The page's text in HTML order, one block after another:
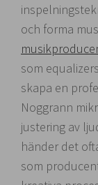
och forma
som
skapa en
Noggrann
justering av
händer det
som